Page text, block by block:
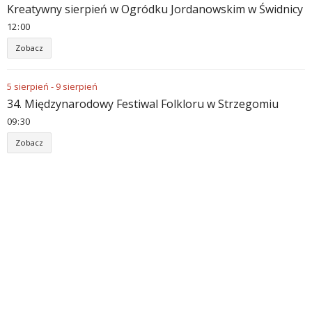
Kreatywny sierpień w Ogródku Jordanowskim w Świdnicy
12:00
Zobacz
5 sierpień - 9 sierpień
34. Międzynarodowy Festiwal Folkloru w Strzegomiu
09:30
Zobacz